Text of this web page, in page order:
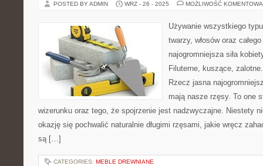
POSTED BY ADMIN WRZ - 26 - 2025 MOŻLIWOŚĆ
Używanie wszystkiego
twarzy, włosów oraz
najogromniejsza siła
Filuterne, kuszące,
Rzecz jasna
mają nasze rzęsy. To one
wizerunku oraz tego, że spojrzenie jest nadzwyczajne. Niestety
okazję się pochwalić naturalnie długimi rzęsami, jakie wręcz
są […]
CATEGORIES: MEBLE DREWNIANE